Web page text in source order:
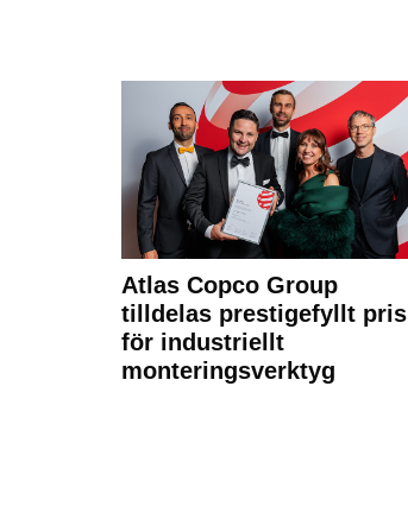
Atlas Copco Group
tilldelas prestigefyllt pris
för industriellt
monteringsverktyg